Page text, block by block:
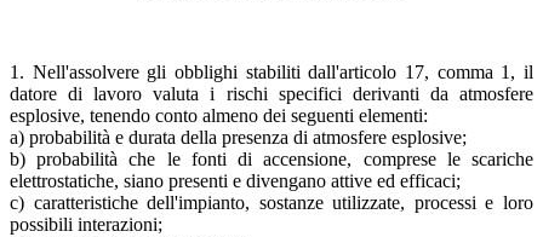
1. Nell'assolvere gli obblighi stabiliti dall'articolo 17, comma 1, il
datore di lavoro valuta i rischi specifici derivanti da atmosfere
esplosive, tenendo conto almeno dei seguenti elementi:
a) probabilità e durata della presenza di atmosfere esplosive;
b) probabilità che le fonti di accensione, comprese le scariche
elettrostatiche, siano presenti e divengano attive ed efficaci;
c) caratteristiche dell'impianto, sostanze utilizzate, processi e loro
possibili interazioni;